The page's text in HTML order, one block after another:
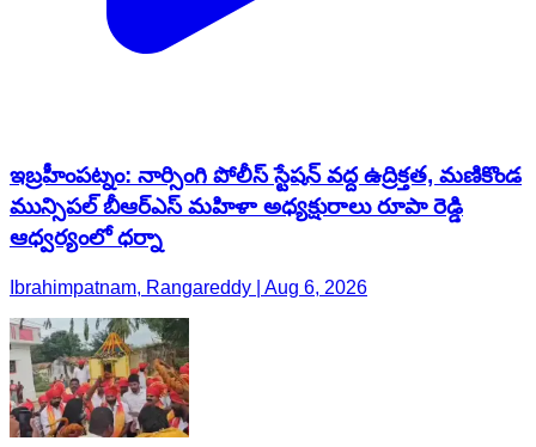
ఇబ్రహీంపట్నం: నార్సింగి పోలీస్ స్టేషన్ వద్ద ఉద్రిక్తత, మణికొండ
మున్సిపల్ బీఆర్ఎస్ మహిళా అధ్యక్షురాలు రూపా రెడ్డి
ఆధ్వర్యంలో ధర్నా
Ibrahimpatnam, Rangareddy | Aug 6, 2026